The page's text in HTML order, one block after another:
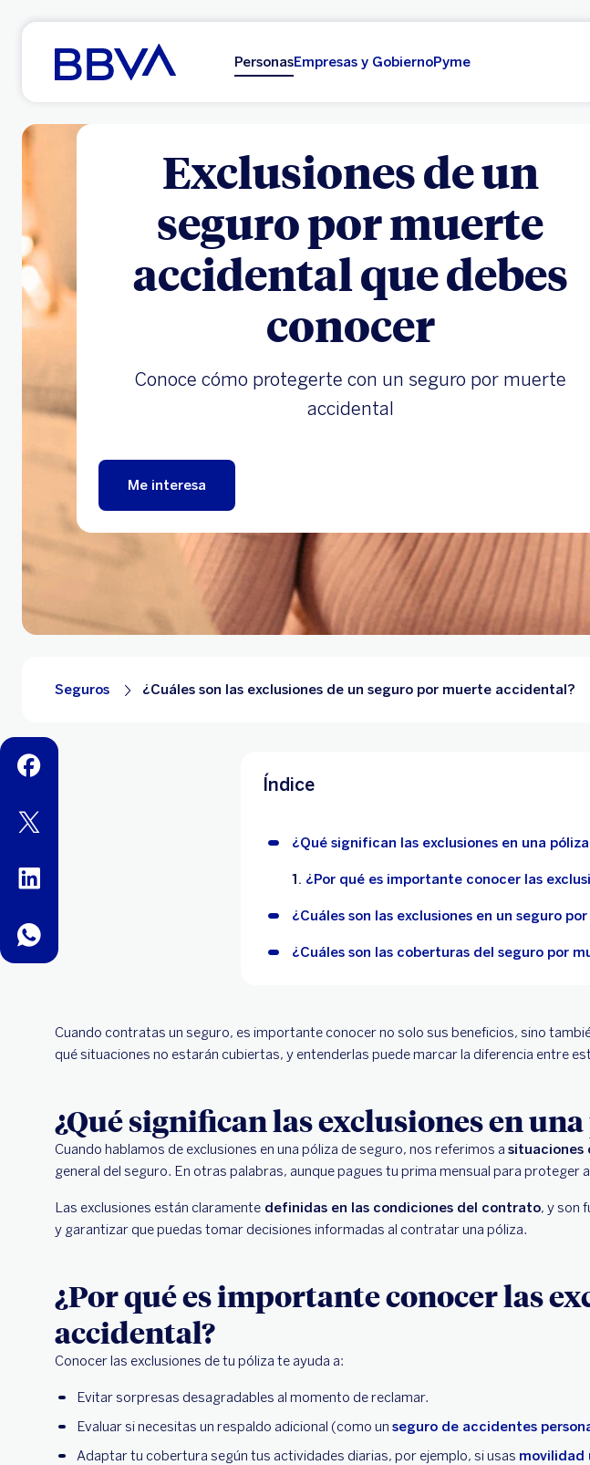
Ir al contenido principal
PersonasEmpresas y GobiernoPyme
Exclusiones de un
seguro por muerte
accidental que debes
conocer
Conoce cómo protegerte con un seguro por muerte
accidental
Me interesa
facebook
twitter
linkedin
whatsapp
Seguros ¿Cuáles son las exclusiones de un seguro por muerte accidental?
Índice
¿Qué significan las exclusiones en una
¿Por qué es importante conocer las
¿Cuáles son las exclusiones en un seguro
¿Cuáles son las coberturas del seguro por
Cuando contratas un seguro, es importante conocer no solo sus beneficios, sino
qué situaciones no estarán cubiertas, y entenderlas puede marcar la diferencia entre
¿Qué significan las exclusiones en
Cuando hablamos de exclusiones en una póliza de seguro, nos referimos a situaciones
general del seguro. En otras palabras, aunque pagues tu prima mensual para
Las exclusiones están claramente definidas en las condiciones del contrato, y son
y garantizar que puedas tomar decisiones informadas al contratar una póliza.
¿Por qué es importante conocer las
accidental?
Conocer las exclusiones de tu póliza te ayuda a:
Evitar sorpresas desagradables al momento de reclamar.
Evaluar si necesitas un respaldo adicional (como un seguro de accidentes
Adaptar tu cobertura según tus actividades diarias, por ejemplo, si usas movilidad